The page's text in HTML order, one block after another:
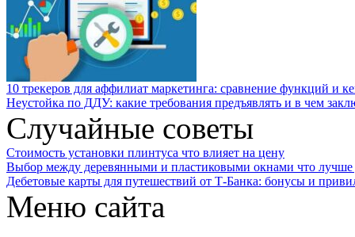
10 трекеров для аффилиат маркетинга: сравнение функций и
Неустойка по ДДУ: какие требования предъявлять и в чем
Случайные советы
Стоимость установки плинтуса что влияет на цену
Выбор между деревянными и пластиковыми окнами что лучше
Дебетовые карты для путешествий от Т-Банка: бонусы и
Меню сайта